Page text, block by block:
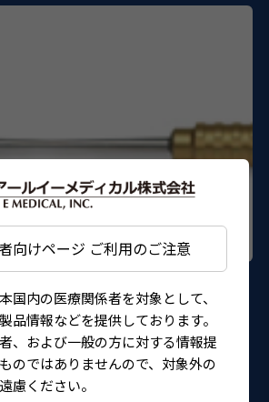
向けページ ご利用のご注意
国内の医療関係者を対象として、
品情報などを提供しております。
、および一般の方に対する情報提
のではありませんので、対象外の
慮ください。